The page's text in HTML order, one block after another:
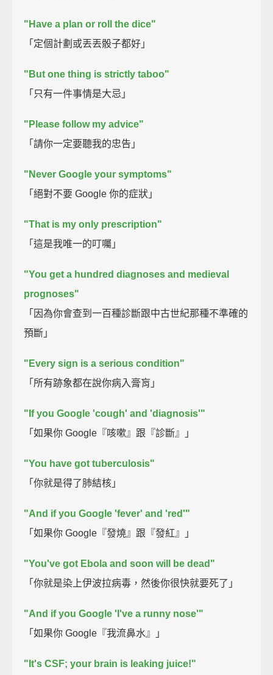
"Have a plan or roll the dice"
「定個計劃或丟丟骰子都好」
"But one thing is strictly taboo"
「只有一件事情是大忌」
"Please follow my advice"
「請你一定要聽我的忠告」
"Never Google your symptoms"
「絕對不要 Google 你的症狀」
"That is my only prescription"
「這是我唯一的叮囑」
"You get a hundred diagnoses and medieval
prognoses"
「因為你會查到一百種診斷跟中古世紀那種不準確的
預斷」
"Every sign is a serious condition"
「所有跡象都在說你病入膏肓」
"If you Google 'cough' and 'diagnosis'"
「如果你 Google『咳嗽』跟『診斷』」
"You have got tuberculosis"
「你就是得了肺結核」
"And if you Google 'fever' and 'red'"
「如果你 Google『發燒』跟『發紅』」
"You've got Ebola and soon will be dead"
「你就是染上伊波拉病毒，然後你很快就要死了」
"And if you Google 'I've a runny nose'"
「如果你 Google『我流鼻水』」
"It's CSF; your brain is leaking juice!"